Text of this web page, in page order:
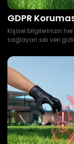
GDPR
Kişisel bilgilerinizin
sağlayan sıkı veri